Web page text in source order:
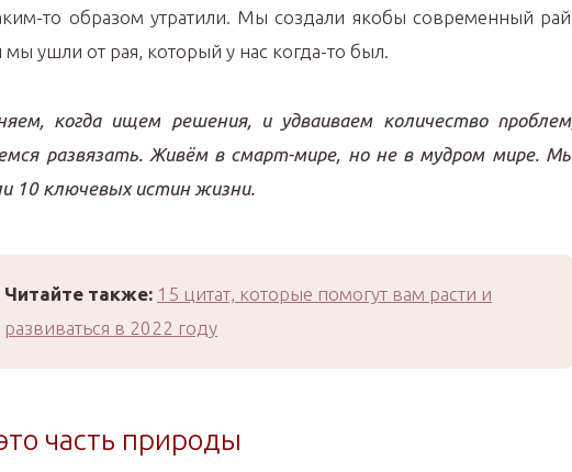
то образом утратили. Мы создали якобы современный
мы ушли от рая, который у нас когда-то был.
когда ищем решения, и удваиваем количество
развязать. Живём в смарт-мире, но не в мудром мире.
10 ключевых истин жизни.
Читайте также: 15 цитат, которые помогут вам расти и
развиваться в 2022 году
часть природы